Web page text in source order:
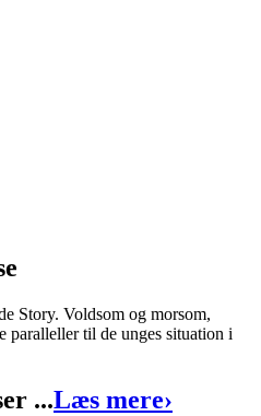
Story. Voldsom og morsom,
paralleller til de unges situation i
...Læs mere›